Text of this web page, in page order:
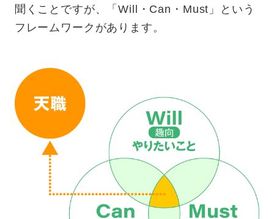
聞くことですが、「Will・Can・Must」という
フレームワークがあります。